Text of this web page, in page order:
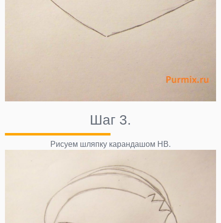
Шаг 3.
Рисуем шляпку карандашом НВ.